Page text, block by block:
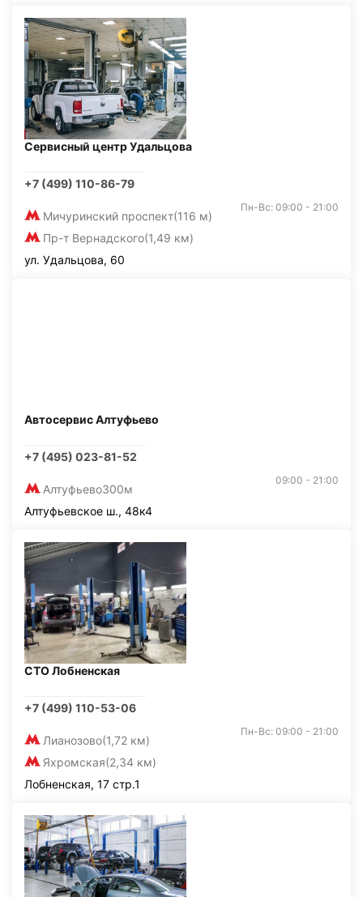
Сервисный центр Удальцова
+7 (499) 110-86-79
Мичуринский проспект(116 м)
Пр-т Вернадского(1,49 км)
Пн-Вс: 09:00 - 21:00
ул. Удальцова, 60
Автосервис Алтуфьево
+7 (495) 023-81-52
Алтуфьево300м
09:00 - 21:00
Алтуфьевское ш., 48к4
СТО Лобненская
+7 (499) 110-53-06
Лианозово(1,72 км)
Яхромская(2,34 км)
Пн-Вс: 09:00 - 21:00
Лобненская, 17 стр.1